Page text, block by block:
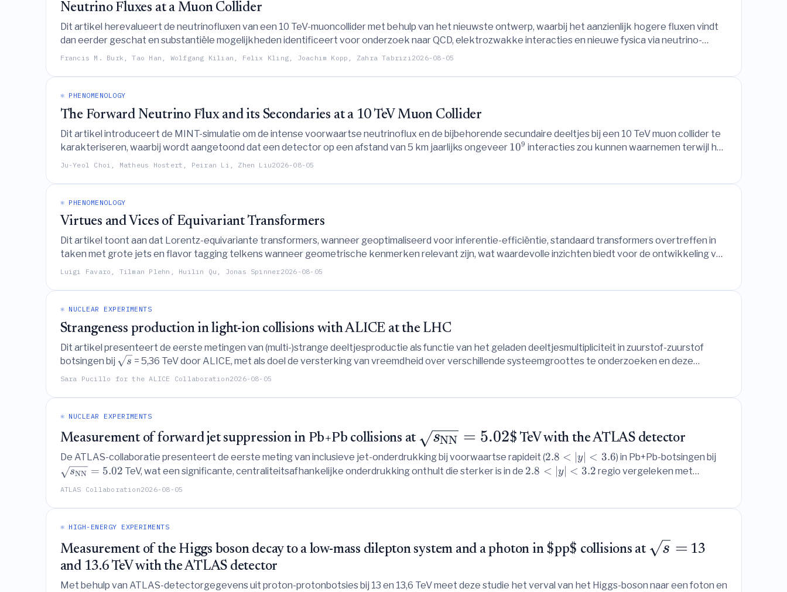
Neutrino Fluxes at a Muon Collider
Dit artikel herevalueert de neutrinofluxen van een 10 TeV-muoncollider met behulp van het nieuwste ontwerp, waarbij het aanzienlijk hogere fluxen vindt
dan eerder geschat en substantiële mogelijkheden identificeert voor onderzoek naar QCD, elektrozwakke interacties en nieuwe fysica via neutrino-
interacties in forward detectoren.
Francis M. Burk, Tao Han, Wolfgang Kilian, Felix Kling, Joachim Kopp, Zahra Tabrizi2026-08-05
⚛️ PHENOMENOLOGY
The Forward Neutrino Flux and its Secondaries at a 10 TeV Muon Collider
Dit artikel introduceert de MINT-simulatie om de intense voorwaartse neutrinoflux en de bijbehorende secundaire deeltjes bij een 10 TeV muon collider te
karakteriseren, waarbij wordt aangetoond dat een detector op een afstand van 5 km jaarlijks ongeveer 109 interacties zou kunnen waarnemen terwijl het
zoektochten naar fysica voorbij het Standaardmodel, zoals zware neutrale leptonen, mogelijk maakt.
Ju-Yeol Choi, Matheus Hostert, Peiran Li, Zhen Liu2026-08-05
⚛️ PHENOMENOLOGY
Virtues and Vices of Equivariant Transformers
Dit artikel toont aan dat Lorentz-equivariante transformers, wanneer geoptimaliseerd voor inferentie-efficiëntie, standaard transformers overtreffen in
taken met grote jets en flavor tagging telkens wanneer geometrische kenmerken relevant zijn, wat waardevolle inzichten biedt voor de ontwikkeling van
foundation modellen voor LHC-data.
Luigi Favaro, Tilman Plehn, Huilin Qu, Jonas Spinner2026-08-05
⚛️ NUCLEAR EXPERIMENTS
Strangeness production in light-ion collisions with ALICE at the LHC
Dit artikel presenteert de eerste metingen van (multi-)strange deeltjesproductie als functie van het geladen deeltjesmultipliciteit in zuurstof-zuurstof
botsingen bij
s = 5,36 TeV door ALICE, met als doel de versterking van vreemdheid over verschillende systeemgroottes te onderzoeken en deze
bevindingen te vergelijken met voorspellingen van Monte Carlo-modellen.
Sara Pucillo for the ALICE Collaboration2026-08-05
⚛️ NUCLEAR EXPERIMENTS
Measurement of forward jet suppression in Pb+Pb collisions at sNN = 5.02$ TeV with the ATLAS detector
De ATLAS-collaboratie presenteert de eerste meting van inclusieve jet-onderdrukking bij voorwaartse rapideit (2.8 < ∣y∣ < 3.6) in Pb+Pb-botsingen bij
sNN = 5.02 TeV, wat een significante, centraliteitsafhankelijke onderdrukking onthult die sterker is in de 2.8 < y∣ < 3.2 regio vergeleken met
centrale rapiditeiten, waardoor nieuwe beperkingen worden opgelegd aan mechanismen van parton-energieverlies.
ATLAS Collaboration2026-08-05
⚛️ HIGH-ENERGY EXPERIMENTS
Measurement of the Higgs boson decay to a low-mass dilepton system and a photon in $pp$ collisions at s = 13
and 13.6 TeV with the ATLAS detector
Met behulp van ATLAS-detectorgegevens uit proton-protonbotsies bij 13 en 13,6 TeV meet deze studie het verval van het Higgs-boson naar een foton en